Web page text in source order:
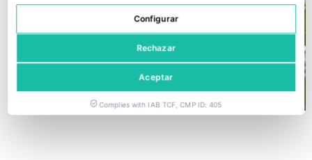
Configurar
Rechazar
Aceptar
Complies with IAB TCF, CMP ID: 405